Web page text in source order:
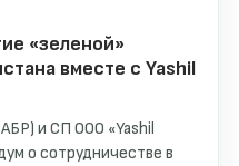
«зеленой»
вместе с Yashil
и СП ООО «Yashil
о сотрудничестве в